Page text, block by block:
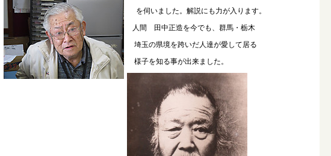
を伺いました。解説にも力が入ります。
人間 田中正造を今でも、群馬・栃木
埼玉の県境を跨いだ人達が愛して居る
様子を知る事が出来ました。